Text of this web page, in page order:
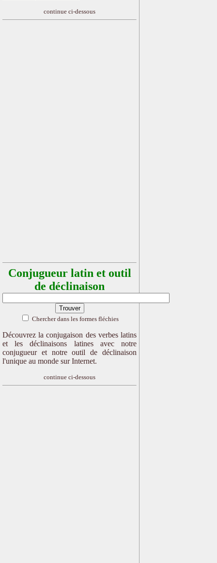
continue ci-dessous
Conjugueur latin et outil
de déclinaison
Chercher dans les formes fléchies
Découvrez la conjugaison des verbes latins
et les déclinaisons latines avec notre
conjugueur et notre outil de déclinaison
l'unique au monde sur Internet.
continue ci-dessous